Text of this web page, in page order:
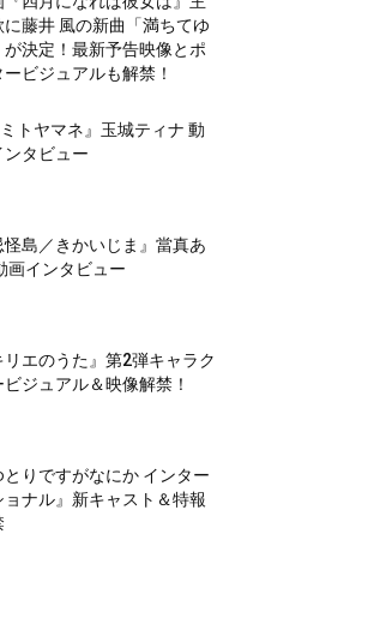
に藤井 風の新曲「満ちてゆ
が決定！最新予告映像とポ
ービジュアルも解禁！
ミトヤマネ』玉城ティナ 動
ンタビュー
怪島／きかいじま』當真あ
画インタビュー
リエのうた』第2弾キャラク
ビジュアル＆映像解禁！
とりですがなにか インター
ョナル』新キャスト＆特報